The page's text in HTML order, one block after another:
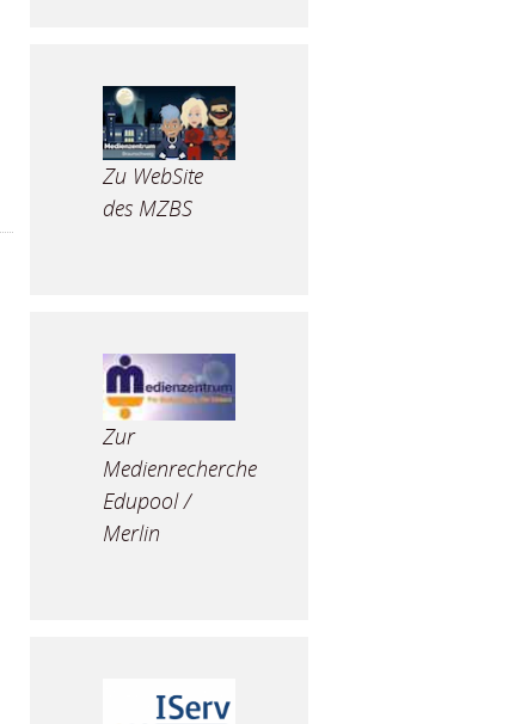
Zu WebSite
des MZBS
Zur
Medienrecherche
Edupool /
Merlin